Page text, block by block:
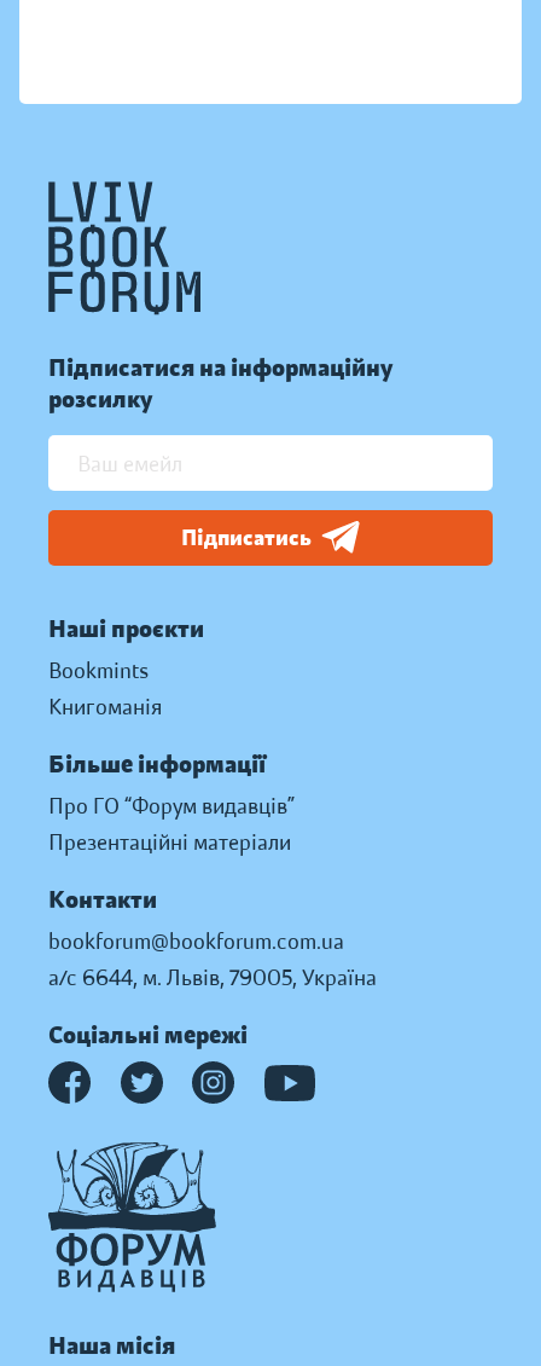
Підписатися на інформаційну
розсилку
Підписатись
Наші проєкти
Bookmints
Книгоманія
Більше інформації
Про ГО “Форум видавців”
Презентаційні матеріали
Контакти
bookforum@bookforum.com.ua
а/с 6644, м. Львів, 79005, Україна
Соціальні мережі
Наша місія